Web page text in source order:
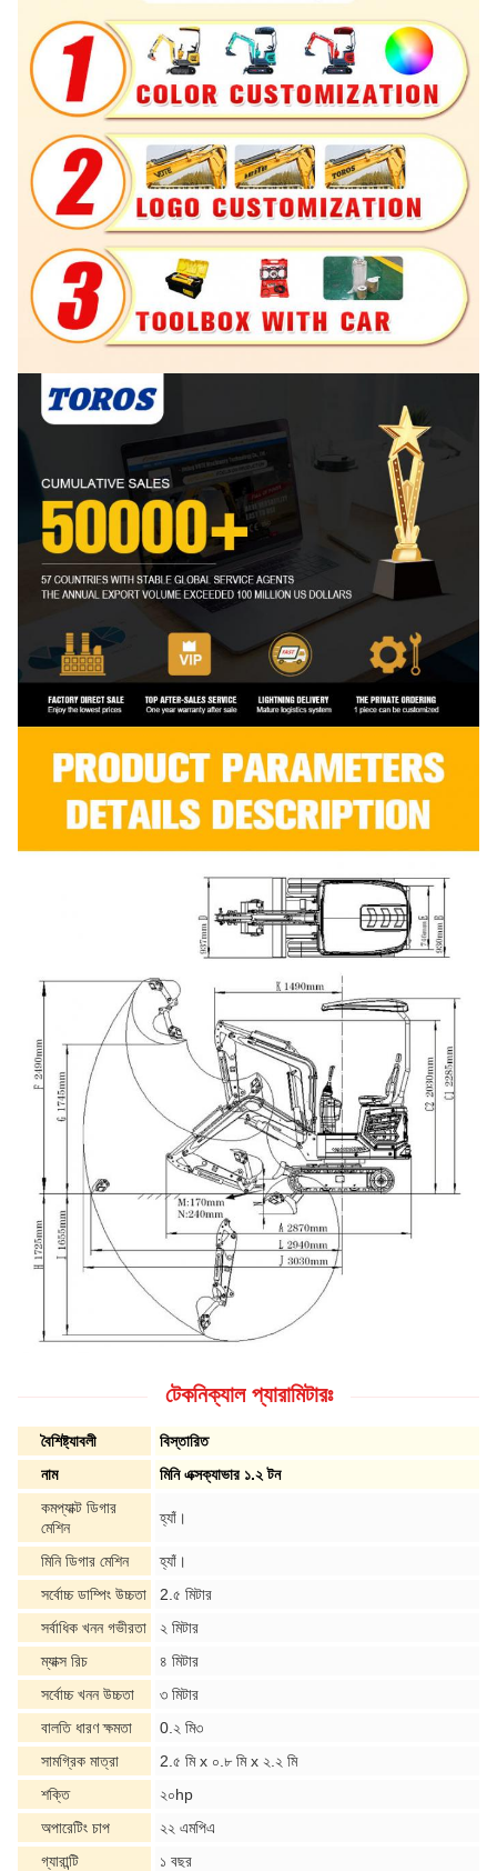
টেকনিক্যাল প্যারামিটারঃ
বৈশিষ্ট্যাবলী
বিস্তারিত
নাম
মিনি এক্সক্যাভার ১.২ টন
কমপ্যাক্ট ডিগার
মেশিন
হ্যাঁ।
মিনি ডিগার মেশিন
হ্যাঁ।
সর্বোচ্চ ডাম্পিং উচ্চতা
2.৫ মিটার
সর্বাধিক খনন গভীরতা
২ মিটার
ম্যাক্স রিচ
৪ মিটার
সর্বোচ্চ খনন উচ্চতা
৩ মিটার
বালতি ধারণ ক্ষমতা
0.২ মি৩
সামগ্রিক মাত্রা
2.৫ মি x ০.৮ মি x ২.২ মি
শক্তি
২০hp
অপারেটিং চাপ
২২ এমপিএ
গ্যারান্টি
১ বছর